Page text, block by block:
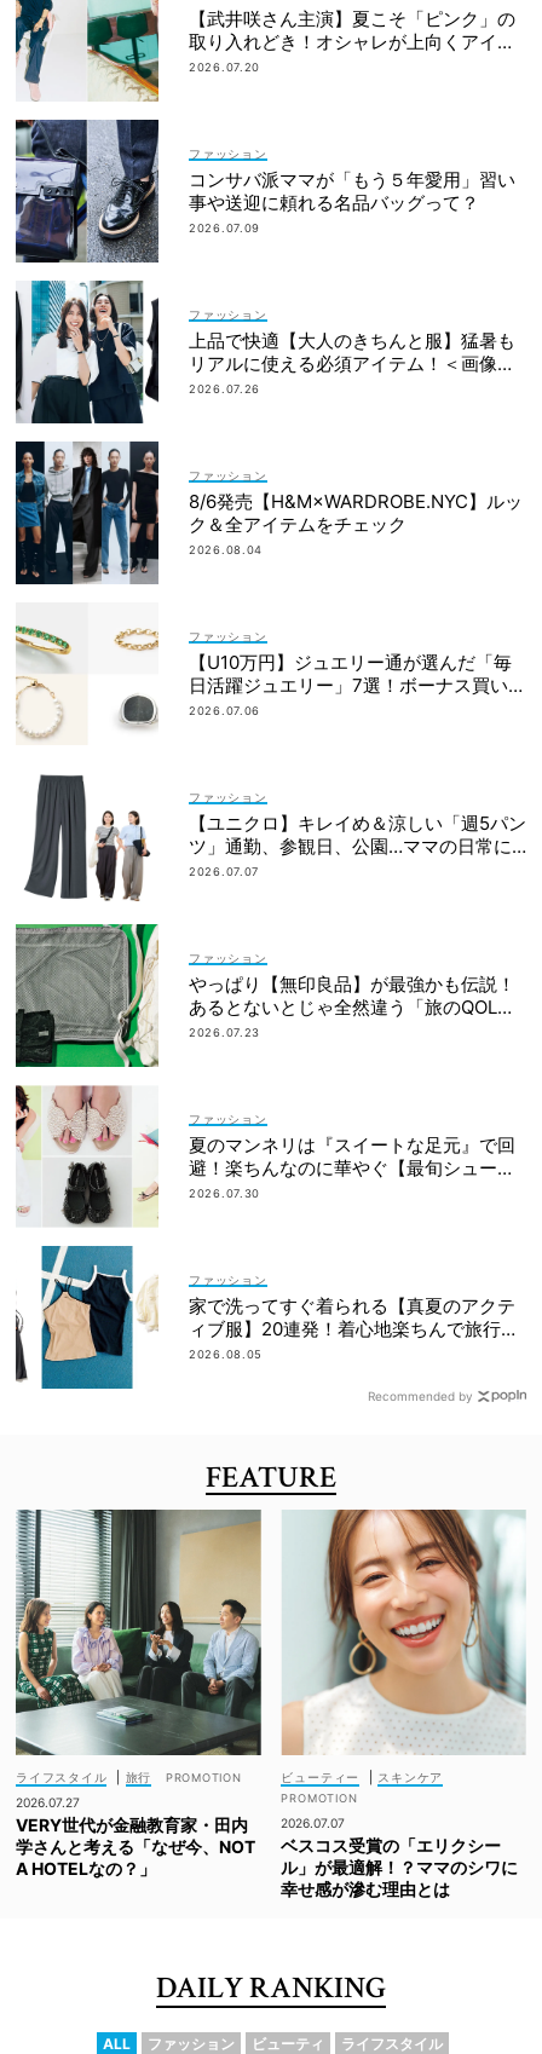
【武井咲さん主演】夏こそ「ピンク」の
取り入れどき！オシャレが上向くアイデ
ィア6選
2026.07.20
ファッション
コンサバ派ママが「もう５年愛用」習い
事や送迎に頼れる名品バッグって？
2026.07.09
ファッション
上品で快適【大人のきちんと服】猛暑も
リアルに使える必須アイテム！＜画像集
＞
2026.07.26
ファッション
8/6発売【H&M×WARDROBE.NYC】ルッ
ク＆全アイテムをチェック
2026.08.04
ファッション
【U10万円】ジュエリー通が選んだ「毎
日活躍ジュエリー」7選！ボーナス買いに
おすすめ
2026.07.06
ファッション
【ユニクロ】キレイめ＆涼しい「週5パン
ツ」通勤、参観日、公園…ママの日常に
最適
2026.07.07
ファッション
やっぱり【無印良品】が最強かも伝説！
あるとないとじゃ全然違う「旅のQOL爆
上げアイテム」
2026.07.23
ファッション
夏のマンネリは『スイートな足元』で回
避！楽ちんなのに華やぐ【最旬シューズ1
6選】
2026.07.30
ファッション
家で洗ってすぐ着られる【真夏のアクテ
ィブ服】20連発！着心地楽ちんで旅行・
帰省にも◎
2026.08.05
Recommended by
FEATURE
ライフスタイル
旅行
2026.07.27
VERY世代が金融教育家・田内
学さんと考える「なぜ今、NOT
A HOTELなの？」
ビューティー スキンケア
2026.07.07
ベスコス受賞の「エリクシー
ル」が最適解！？ママのシワに
幸せ感が滲む理由とは
DAILY RANKING
ALL ファッション ビューティ ライフスタイル